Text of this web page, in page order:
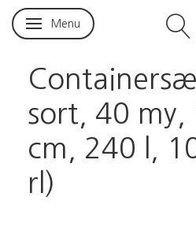
Skifte navigation
Menu
sort, 40 my,
cm, 240 l,
rl)